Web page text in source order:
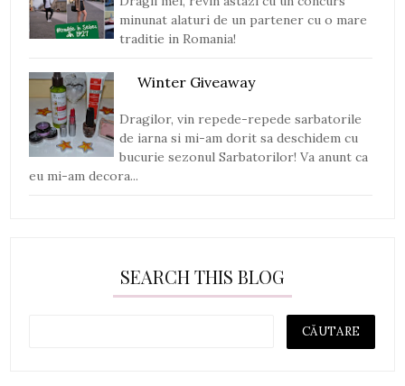
minunat alaturi de un partener cu o mare
traditie in Romania!
Winter Giveaway
Dragilor, vin repede-repede sarbatorile
de iarna si mi-am dorit sa deschidem cu
bucurie sezonul Sarbatorilor! Va anunt ca
eu mi-am decora...
SEARCH THIS BLOG